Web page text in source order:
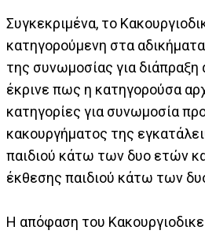
Συγκεκριμένα, το
κατηγορούμενη στα
της συνωμοσίας για
έκρινε πως η κατηγορούσα
κατηγορίες για συνωμοσία
κακουργήματος της
παιδιού κάτω των δυο ετών
έκθεσης παιδιού κάτω των
Η απόφαση του